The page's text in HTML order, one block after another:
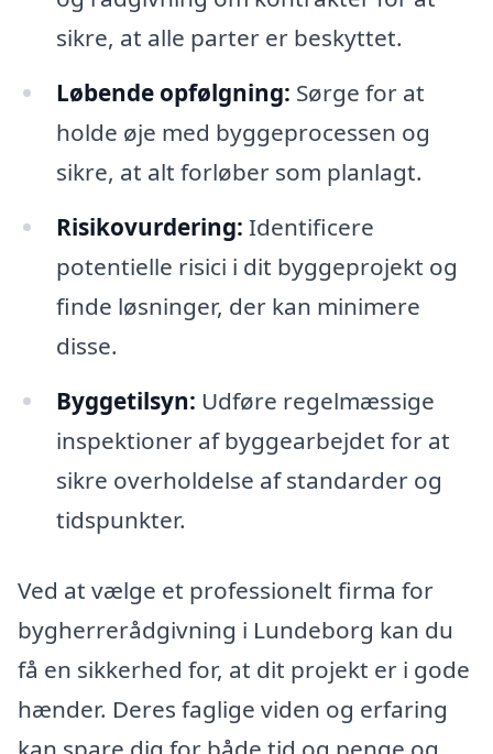
sikre, at alle parter er beskyttet.
Løbende opfølgning: Sørge for at
holde øje med byggeprocessen og
sikre, at alt forløber som planlagt.
Risikovurdering: Identificere
potentielle risici i dit byggeprojekt og
finde løsninger, der kan minimere
disse.
Byggetilsyn: Udføre regelmæssige
inspektioner af byggearbejdet for at
sikre overholdelse af standarder og
tidspunkter.
Ved at vælge et professionelt firma for
bygherrerådgivning i Lundeborg kan du
få en sikkerhed for, at dit projekt er i gode
hænder. Deres faglige viden og erfaring